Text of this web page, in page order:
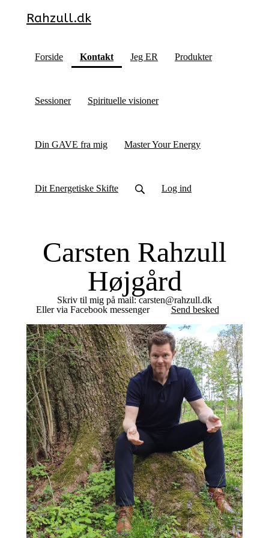
Rahzull.dk
Forside Kontakt(current)
Jeg ER Produkter
Sessioner Spirituelle visioner
Din GAVE fra mig Master Your Energy
Dit Energetiske Skifte Log ind
Carsten Rahzull
Højgård
Skriv til mig på mail: carsten@rahzull.dk
Eller via Facebook messenger
Send besked